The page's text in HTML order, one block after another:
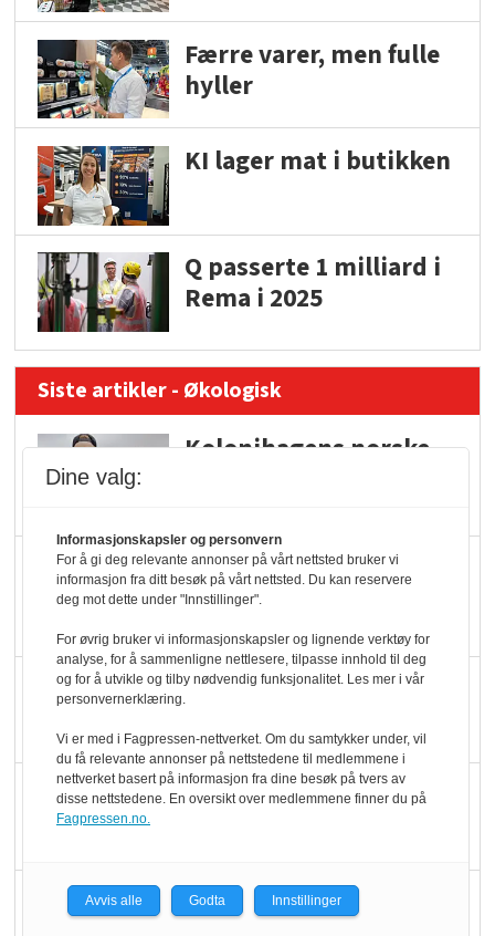
Færre varer, men fulle
hyller
KI lager mat i butikken
Q passerte 1 milliard i
Rema i 2025
Siste artikler - Økologisk
Kolonihagens norske
Marit Kolby vant
Økologisk Norge sin
hederspris
Blir enklere å velge
Kolonihagen sliter
Rapport: Økokundene
Dine valg:
Informasjonskapsler og personvern
For å gi deg relevante annonser på vårt nettsted bruker vi
informasjon fra ditt besøk på vårt nettsted. Du kan reservere
deg mot dette under "Innstillinger".
For øvrig bruker vi informasjonskapsler og lignende verktøy for
analyse, for å sammenligne nettlesere, tilpasse innhold til deg
og for å utvikle og tilby nødvendig funksjonalitet. Les mer i vår
personvernerklæring.
Vi er med i Fagpressen-nettverket. Om du samtykker under, vil
du få relevante annonser på nettstedene til medlemmene i
nettverket basert på informasjon fra dine besøk på tvers av
disse nettstedene. En oversikt over medlemmene finner du på
Fagpressen.no.
Avvis alle Godta Innstillinger